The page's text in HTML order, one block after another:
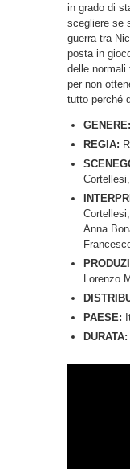
in grado di
scegliere se
guerra tra
posta in
delle
per non
tutto perché
GENERE:
REGIA:
Anna
Lorenzo
PAESE:
DURATA: